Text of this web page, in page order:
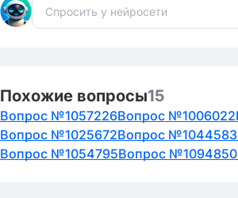
Похожие вопросы15
Вопрос №1057226Вопрос №1006022
Вопрос №1025672Вопрос №1044583
Вопрос №1054795Вопрос №1094850